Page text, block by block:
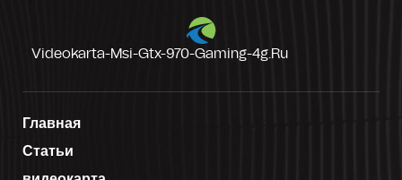
Videokarta-Msi-Gtx-970-Gaming-4g.ru
Главная
Статьи